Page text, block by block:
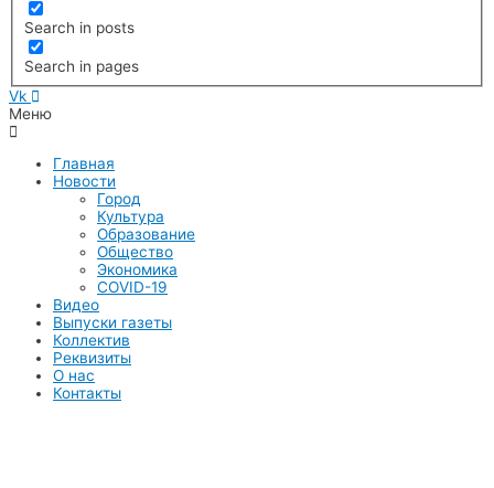
Search in posts
Search in pages
Vk
Меню
Главная
Новости
Город
Культура
Образование
Общество
Экономика
COVID-19
Видео
Выпуски газеты
Коллектив
Реквизиты
О нас
Контакты